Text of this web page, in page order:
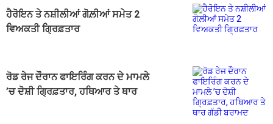
ਹੈਰੋਇਨ ਤੇ ਨਸ਼ੀਲੀਆਂ ਗੋਲ਼ੀਆਂ ਸਮੇਤ 2
ਵਿਅਕਤੀ ਗ੍ਰਿਫ਼ਤਾਰ
ਰੋਡ ਰੇਜ ਦੌਰਾਨ ਫਾਇਰਿੰਗ ਕਰਨ ਦੇ ਮਾਮਲੇ
’ਚ ਦੋਸ਼ੀ ਗ੍ਰਿਫ਼ਤਾਰ, ਹਥਿਆਰ ਤੇ ਥਾਰ